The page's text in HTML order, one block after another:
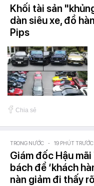
Khối tài sản
dàn siêu xe, đồ
Pips
Chia sẻ
TRONG NƯỚC - 19 PHÚT TRƯỚC
Giám đốc Hậu
bách để ‘khách
nàn giảm đi thấy